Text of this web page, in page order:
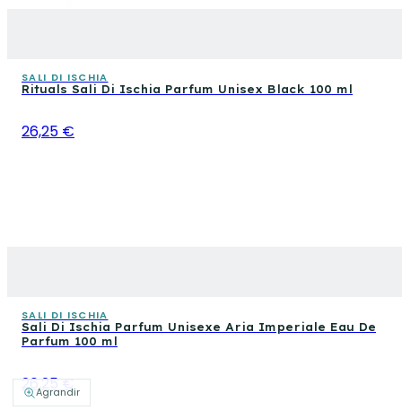
Agrandir
SALI DI ISCHIA
Rituals Sali Di Ischia Parfum Unisex Black 100 ml
26,25 €
SALI DI ISCHIA
Sali Di Ischia Parfum Unisexe Aria Imperiale Eau De
Parfum 100 ml
26,25 €